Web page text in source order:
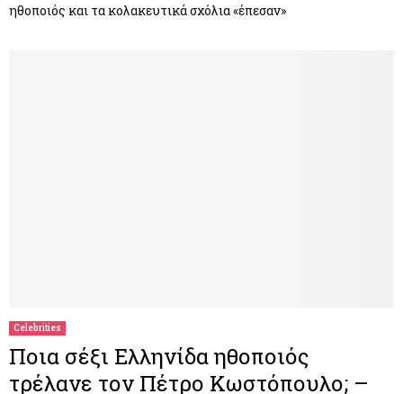
ηθοποιός και τα κολακευτικά σχόλια «έπεσαν»
Celebrities
Ποια σέξι Ελληνίδα ηθοποιός
τρέλανε τον Πέτρο Κωστόπουλο; –